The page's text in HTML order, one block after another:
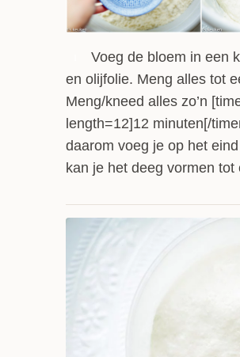
Voeg de bloem in een
en olijfolie. Meng alles tot
Meng/kneed alles zo’n
length=12]12 minuten[/
daarom voeg je op het
kan je het deeg vormen tot